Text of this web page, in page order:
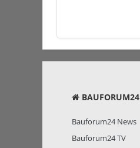
BAUFORUM24
Bauforum24 News
Bauforum24 TV